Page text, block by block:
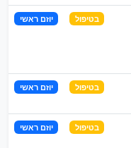
בטיפול יוזם ראשי
בטיפול יוזם ראשי
בטיפול יוזם ראשי